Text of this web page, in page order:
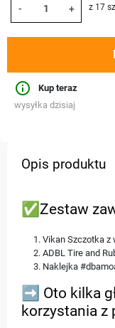
- + z 17
info_outline
Kup teraz
wysyłka dzisiaj
Opis produktu
✅Zestaw
Vikan Szczotka z
ADBL Tire and
Naklejka
➡️ Oto kilka
korzystania z